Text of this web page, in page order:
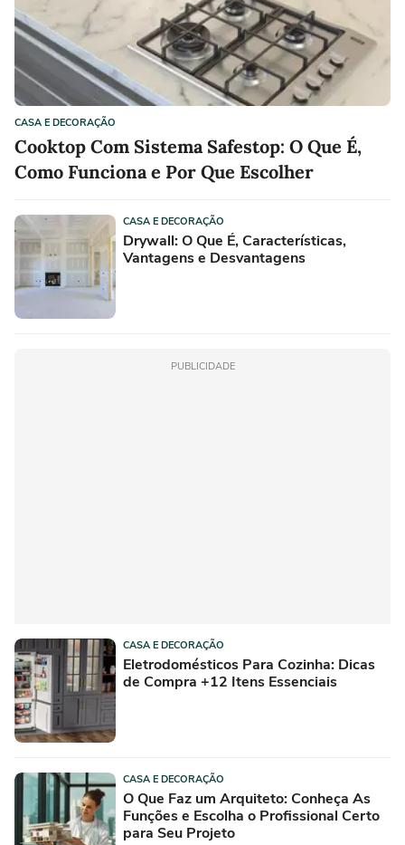
CASA E DECORAÇÃO
Cooktop Com Sistema Safestop: O Que É,
Como Funciona e Por Que Escolher
CASA E DECORAÇÃO
Drywall: O Que É, Características,
Vantagens e Desvantagens
PUBLICIDADE
CASA E DECORAÇÃO
Eletrodomésticos Para Cozinha: Dicas
de Compra +12 Itens Essenciais
CASA E DECORAÇÃO
O Que Faz um Arquiteto: Conheça As
Funções e Escolha o Profissional Certo
para Seu Projeto